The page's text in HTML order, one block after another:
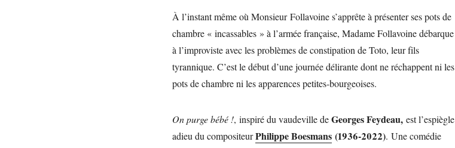
À l’instant même où Monsieur Follavoine s’apprête à présenter ses pots de
chambre « incassables » à l’armée française, Madame Follavoine débarque
à l’improviste avec les problèmes de constipation de Toto, leur fils
tyrannique. C’est le début d’une journée délirante dont ne réchappent ni les
pots de chambre ni les apparences petites-bourgeoises.
On purge bébé !, inspiré du vaudeville deGeorges Feydeau, est l’espiègle
adieu du compositeurPhilippe Boesmans (1936-2022). Une comédie